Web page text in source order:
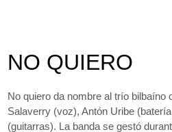
NOTICIAS
CONTACTO
NO QUIERO
No quiero da nombre al trío bilbaíno
Salaverry (voz), Antón Uribe
(guitarras). La banda se gestó